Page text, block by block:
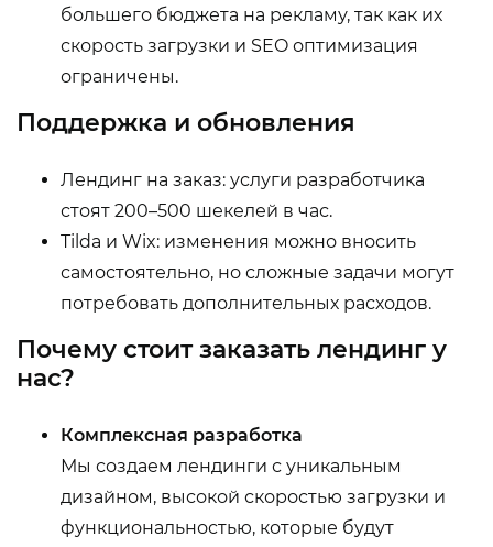
большего бюджета на рекламу, так как их
скорость загрузки и SEO оптимизация
ограничены.
Поддержка и обновления
Лендинг на заказ: услуги разработчика
стоят 200–500 шекелей в час.
Tilda и Wix: изменения можно вносить
самостоятельно, но сложные задачи могут
потребовать дополнительных расходов.
Почему стоит заказать лендинг у
нас?
Комплексная разработка
Мы создаем лендинги с уникальным
дизайном, высокой скоростью загрузки и
функциональностью, которые будут